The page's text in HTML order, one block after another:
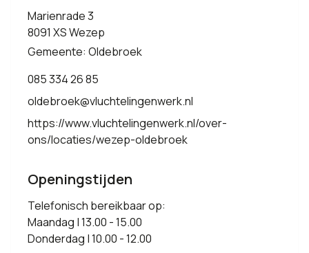
Marienrade 3
8091 XS Wezep
Gemeente: Oldebroek
085 334 26 85
oldebroek@vluchtelingenwerk.nl
https://www.vluchtelingenwerk.nl/over-
ons/locaties/wezep-oldebroek
Openingstijden
Telefonisch bereikbaar op:
Maandag | 13.00 - 15.00
Donderdag | 10.00 - 12.00